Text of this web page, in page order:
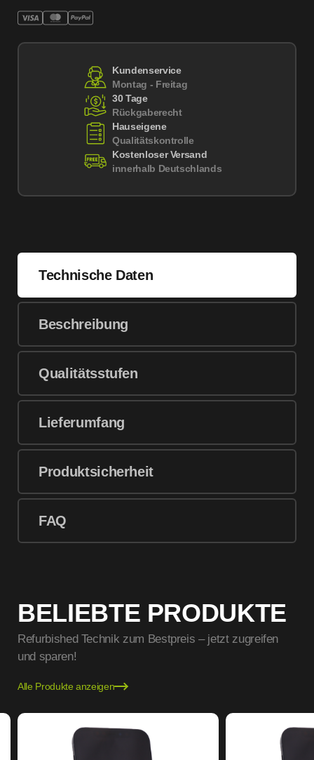
Kundenservice
Montag - Freitag
30 Tage
Rückgaberecht
Hauseigene
Qualitätskontrolle
Kostenloser Versand
innerhalb Deutschlands
Technische Daten
Beschreibung
Qualitätsstufen
Lieferumfang
Produktsicherheit
FAQ
BELIEBTE PRODUKTE
Refurbished Technik zum Bestpreis – jetzt zugreifen
und sparen!
Alle Produkte anzeigen